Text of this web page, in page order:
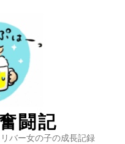
闘記
バー女の子の成長記録